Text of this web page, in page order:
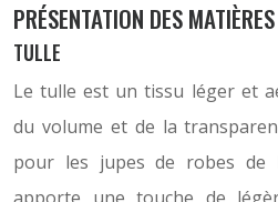
PRÉSENTATION DES
TULLE
Le tulle est un tissu léger et
du volume et de la
pour les jupes de robes